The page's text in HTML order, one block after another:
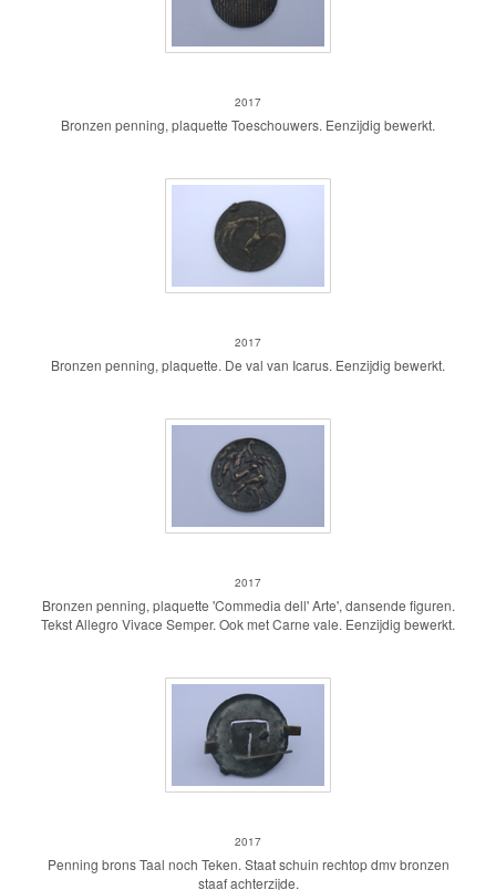
2017
Bronzen penning, plaquette Toeschouwers. Eenzijdig bewerkt.
2017
Bronzen penning, plaquette. De val van Icarus. Eenzijdig bewerkt.
2017
Bronzen penning, plaquette 'Commedia dell' Arte', dansende figuren.
Tekst Allegro Vivace Semper. Ook met Carne vale. Eenzijdig bewerkt.
2017
Penning brons Taal noch Teken. Staat schuin rechtop dmv bronzen
staaf achterzijde.